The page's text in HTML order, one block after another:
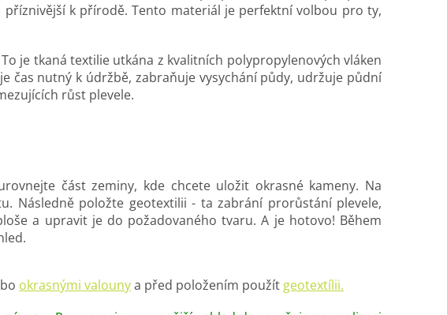
k přírodě. Tento materiál je perfektní volbou pro ty,
To je tkaná textilie utkána z kvalitních polypropylenových vláken
čas nutný k údržbě, zabraňuje vysychání půdy, udržuje půdní
růst plevele.
část zeminy, kde chcete uložit okrasné kameny. Na
Následně položte geotextilii - ta zabrání prorůstání plevele,
a upravit je do požadovaného tvaru. A je hotovo! Během
okrasnými valounya před položením použít geotextílii.